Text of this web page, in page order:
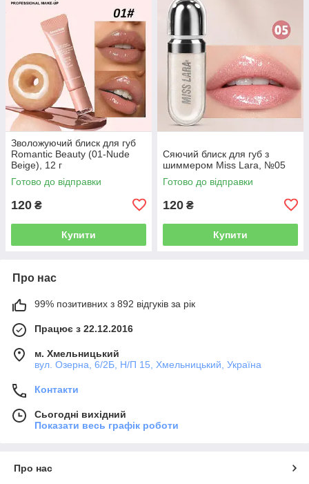
Зволожуючий блиск для губ
Romantic Beauty (01-Nude
Beige), 12 г
Готово до відправки
120 ₴
Купити
Сяючий блиск для губ з
шиммером Miss Lara, №05
Готово до відправки
120 ₴
Купити
Про нас
99% позитивних з 892 відгуків за рік
Працює з 22.12.2016
м. Хмельницький
вул. Озерна, 6/2Б, Н/П 15, Хмельницький, Україна
Контакти
Сьогодні вихідний
Показати весь графік роботи
Про нас